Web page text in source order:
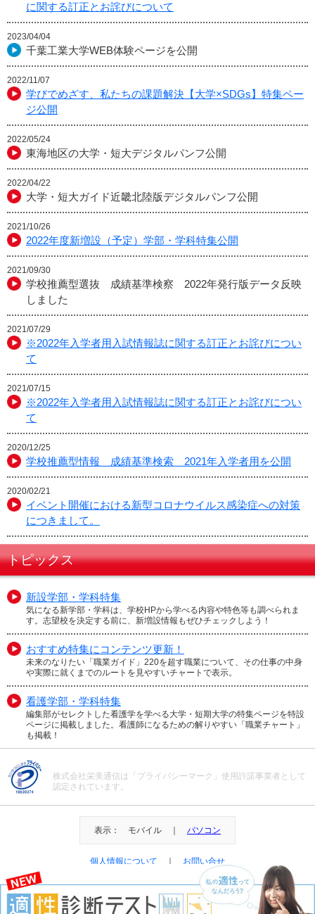
に関する訂正とお詫びについて
2023/04/04
千葉工業大学WEB体験ページを公開
2022/11/07
学びでめざす、私たちの課題解決【大学×SDGs】特集ペー
ジ公開
2022/05/24
東海地区の大学・短大デジタルパンフ公開
2022/04/22
大学・短大ガイド近畿北陸版デジタルパンフ公開
2021/10/26
2022年度新増設（予定）学部・学科特集公開
2021/09/30
学校推薦型選抜 成績基準検察 2022年発行版データ反映
しました
2021/07/29
※2022年入学者用入試情報誌に関する訂正とお詫びについ
て
2021/07/15
※2022年入学者用入試情報誌に関する訂正とお詫びについ
て
2020/12/25
学校推薦型情報 成績基準検索 2021年入学者用を公開
2020/02/21
イベント開催における新型コロナウイルス感染症への対策
につきまして。
トピックス
新設学部・学科特集
気になる新学部・学科は、学校HPから学べる内容や特色等も調べられま
す。志望校を決定する前に、新増設情報もぜひチェックしよう！
おすすめ特集にコンテンツ更新！
未来のなりたい「職業ガイド」220を超す職業について、その仕事の中身
や実際に就くまでのルートを見やすいチャートで表示。
看護学部・学科特集
編集部がセレクトした看護学を学べる大学・短期大学の特集ページを特設
ページに掲載しました。看護師になるための解りやすい「職業チャート」
も掲載！
株式会社栄美通信は「プライバシーマーク」使用許諾事業者として
認定されています。
表示： モバイル ｜ パソコン
個人情報について お問い合せ
＠Eibi Tsushin All Right Reserved.